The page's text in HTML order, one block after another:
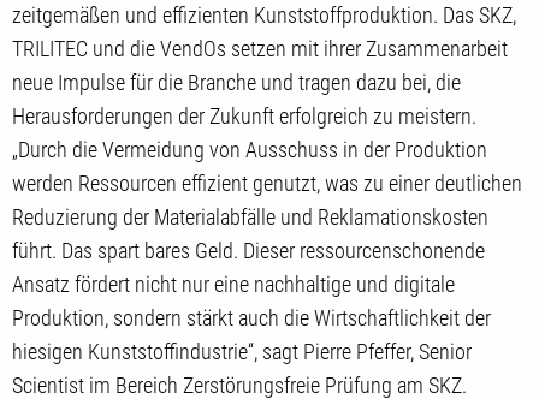
zeitgemäßen und effizienten Kunststoffproduktion. Das SKZ,
TRILITEC und die VendOs setzen mit ihrer Zusammenarbeit
neue Impulse für die Branche und tragen dazu bei, die
Herausforderungen der Zukunft erfolgreich zu meistern.
„Durch die Vermeidung von Ausschuss in der Produktion
werden Ressourcen effizient genutzt, was zu einer deutlichen
Reduzierung der Materialabfälle und Reklamationskosten
führt. Das spart bares Geld. Dieser ressourcenschonende
Ansatz fördert nicht nur eine nachhaltige und digitale
Produktion, sondern stärkt auch die Wirtschaftlichkeit der
hiesigen Kunststoffindustrie“, sagt Pierre Pfeffer, Senior
Scientist im Bereich Zerstörungsfreie Prüfung am SKZ.